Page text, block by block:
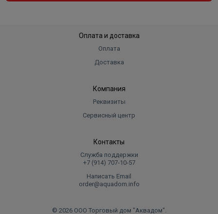
Оплата и доставка
Оплата
Доставка
Компания
Реквизиты
Сервисный центр
Контакты
Служба поддержки
+7 (914) 707‑10‑57
Написать Email
order@aquadom.info
© 2026 ООО Торговый дом "Аквадом".